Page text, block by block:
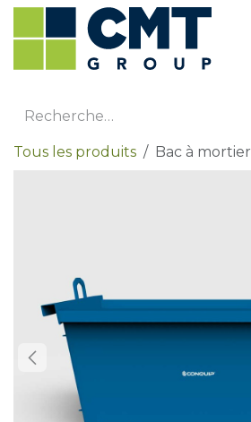
Se rendre au contenu
Tous les produits Bac à mortier